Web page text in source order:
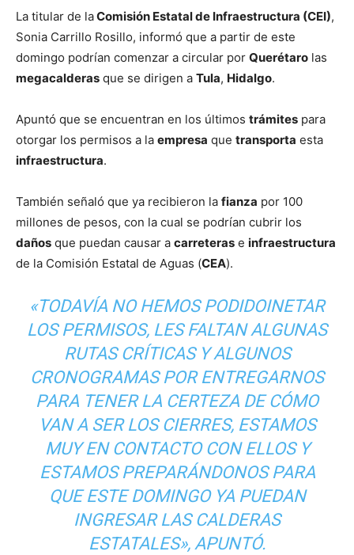
La titular de laComisión Estatal de Infraestructura (CEI),
Sonia Carrillo Rosillo, informó que a partir de este
domingo podrían comenzar a circular por Querétaro las
megacalderas que se dirigen a Tula, Hidalgo.
Apuntó que se encuentran en los últimos trámites para
otorgar los permisos a la empresa que transporta esta
infraestructura.
También señaló que ya recibieron la fianza por 100
millones de pesos, con la cual se podrían cubrir los
daños que puedan causar a carreteras e infraestructura
de la Comisión Estatal de Aguas (CEA).
«TODAVÍA NO HEMOS PODIDOINETAR
LOS PERMISOS, LES FALTAN ALGUNAS
RUTAS CRÍTICAS Y ALGUNOS
CRONOGRAMAS POR ENTREGARNOS
PARA TENER LA CERTEZA DE CÓMO
VAN A SER LOS CIERRES, ESTAMOS
MUY EN CONTACTO CON ELLOS Y
ESTAMOS PREPARÁNDONOS PARA
QUE ESTE DOMINGO YA PUEDAN
INGRESAR LAS CALDERAS
ESTATALES», APUNTÓ.